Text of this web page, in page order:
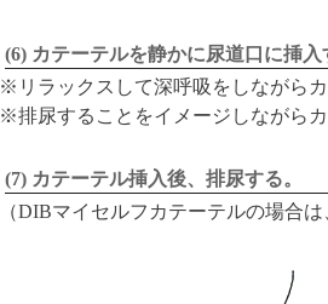
(6) カテーテルを静かに尿道口に挿
※リラックスして深呼吸をしながらカ
※排尿することをイメージしながらカ
(7) カテーテル挿入後、排尿する。
（DIBマイセルフカテーテルの場合